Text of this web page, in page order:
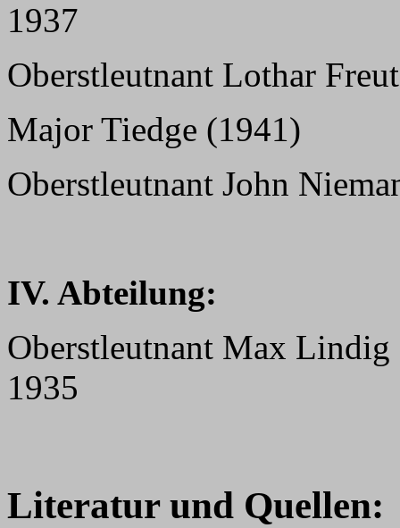
1937
Oberstleutnant Lothar
Major Tiedge (1941)
Oberstleutnant John
IV. Abteilung:
Oberstleutnant Max
1935
Literatur und Quellen: